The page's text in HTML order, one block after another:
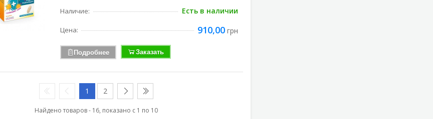
Наличие: Есть в наличии
Цена: 910,00грн
Подробнее Заказать
1 2
Найдено товаров - 16, показано с 1 по 10